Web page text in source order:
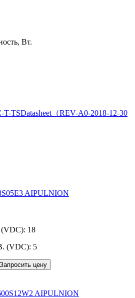
Вт.
TSDatasheet（REV-A0-2018-12-30
AIPULNION
18
(VDC): 5
Запросить цену
AIPULNION